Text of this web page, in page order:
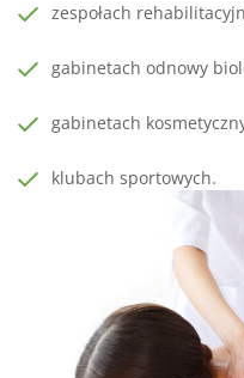
zespołach
gabinetach odnowy
gabinetach
klubach sportowych.